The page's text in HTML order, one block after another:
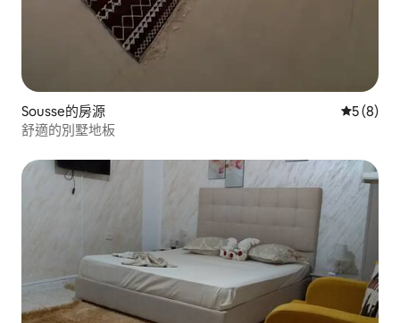
Sousse的房源 從 8 則評
5 (8)
舒適的別墅地板